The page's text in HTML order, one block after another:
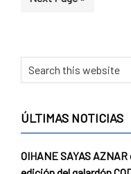
Primary
Sidebar
Search
this
ÚLTIMAS NOTICIAS
OIHANE SAYAS